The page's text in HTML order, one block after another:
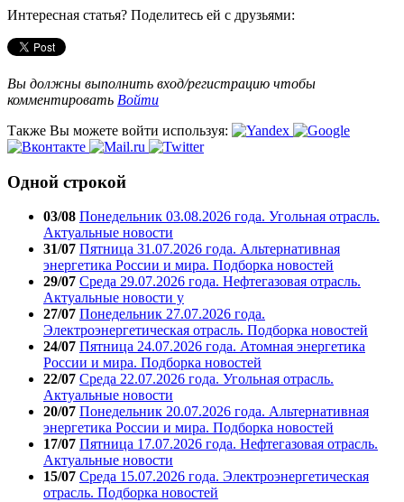
Интересная статья? Поделитесь ей с друзьями:
Вы должны выполнить вход/регистрацию чтобы
комментировать Войти
Также Вы можете войти используя:
Одной строкой
03/08 Понедельник 03.08.2026 года. Угольная отрасль.
Актуальные новости
31/07 Пятница 31.07.2026 года. Альтернативная
энергетика России и мира. Подборка новостей
29/07 Среда 29.07.2026 года. Нефтегазовая отрасль.
Актуальные новости у
27/07 Понедельник 27.07.2026 года.
Электроэнергетическая отрасль. Подборка новостей
24/07 Пятница 24.07.2026 года. Атомная энергетика
России и мира. Подборка новостей
22/07 Среда 22.07.2026 года. Угольная отрасль.
Актуальные новости
20/07 Понедельник 20.07.2026 года. Альтернативная
энергетика России и мира. Подборка новостей
17/07 Пятница 17.07.2026 года. Нефтегазовая отрасль.
Актуальные новости
15/07 Среда 15.07.2026 года. Электроэнергетическая
отрасль. Подборка новостей